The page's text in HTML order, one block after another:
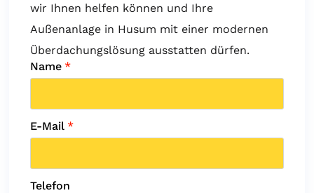
wir Ihnen helfen können und Ihre
Außenanlage in Husum mit einer modernen
Überdachungslösung ausstatten dürfen.
Name *
E-Mail *
Telefon